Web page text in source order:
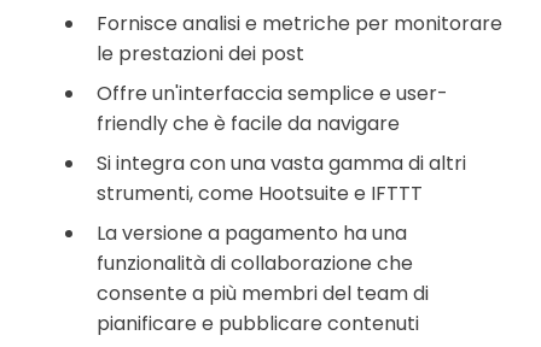
Fornisce analisi e metriche per monitorare
le prestazioni dei post
Offre un'interfaccia semplice e user-
friendly che è facile da navigare
Si integra con una vasta gamma di altri
strumenti, come Hootsuite e IFTTT
La versione a pagamento ha una
funzionalità di collaborazione che
consente a più membri del team di
pianificare e pubblicare contenuti